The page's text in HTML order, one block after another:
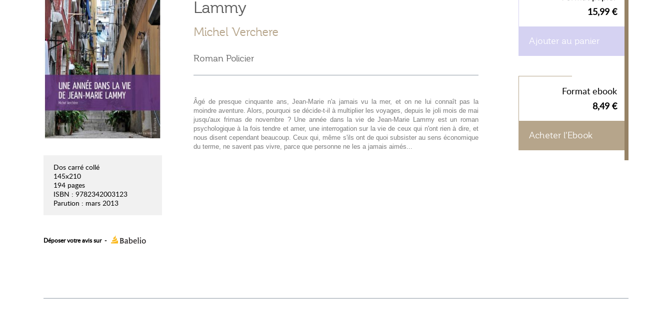
Dos carré collé
145x210
194 pages
ISBN : 9782342003123
Parution : mars 2013
Déposer votre avis sur -
Lammy
Michel Verchere
Roman Policier
Âgé de presque cinquante ans, Jean-Marie n'a jamais vu la mer, et on ne lui connaît pas la
moindre aventure. Alors, pourquoi se décide-t-il à multiplier les voyages, depuis le joli mois de mai
jusqu'aux frimas de novembre ? Une année dans la vie de Jean-Marie Lammy est un roman
psychologique à la fois tendre et amer, une interrogation sur la vie de ceux qui n'ont rien à dire, et
nous disent cependant beaucoup. Ceux qui, même s'ils ont de quoi subsister au sens économique
du terme, ne savent pas vivre, parce que personne ne les a jamais aimés...
15,99 €
Ajouter au panier
Format ebook
8,49 €
Acheter l'Ebook